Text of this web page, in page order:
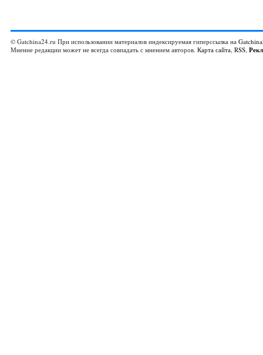
© Gatchina24.ru При использовании материалов индексируемая гиперссылка на
Мнение редакции может не всегда совпадать с мнением авторов. Карта сайта, RSS,